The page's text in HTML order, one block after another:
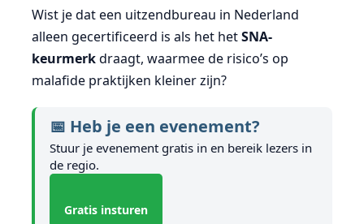
Wist je dat een uitzendbureau in Nederland
alleen gecertificeerd is als het hetSNA-
keurmerkdraagt, waarmee de risico’s op
malafide praktijken kleiner zijn?
📅 Heb je een evenement?
Stuur je evenement gratis in en bereik lezers in
de regio.
Gratis insturen